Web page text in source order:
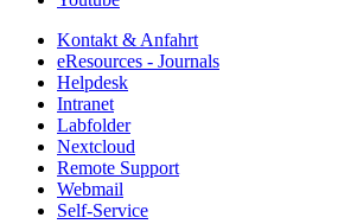
Kontakt & Anfahrt
eResources - Journals
Helpdesk
Intranet
Labfolder
Nextcloud
Remote Support
Webmail
Self-Service